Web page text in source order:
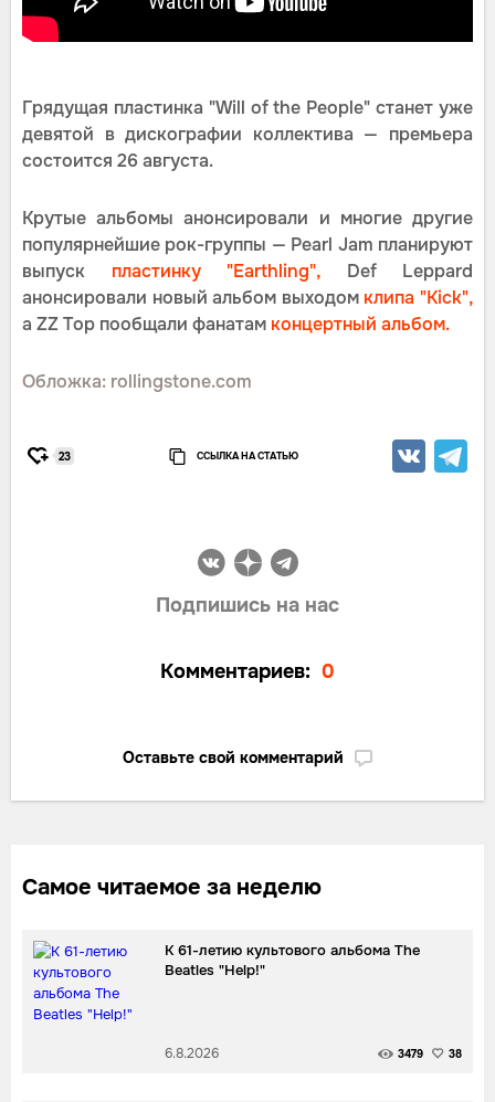
Грядущая пластинка "Will of the People" станет уже
девятой в дискографии коллектива — премьера
состоится 26 августа.
Крутые альбомы анонсировали и многие другие
популярнейшие рок-группы — Pearl Jam планируют
выпуск пластинку "Earthling", Def Leppard
анонсировали новый альбом выходом клипа "Kick",
а ZZ Top пообщали фанатам концертный альбом.
Обложка: rollingstone.com
23 ССЫЛКА НА СТАТЬЮ
Подпишись на нас
Комментариев: 0
Оставьте свой комментарий
Самое читаемое за неделю
К 61-летию культового альбома The
Beatles "Help!"
6.8.2026 3479 38